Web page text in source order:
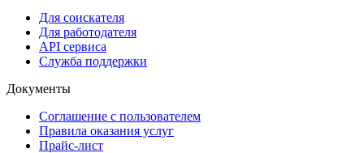
Для соискателя
Для работодателя
API сервиса
Служба поддержки
Документы
Соглашение с пользователем
Правила оказания услуг
Прайс-лист